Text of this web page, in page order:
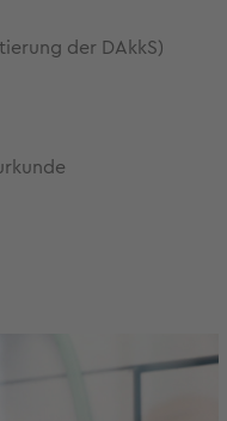
der DAkkS)